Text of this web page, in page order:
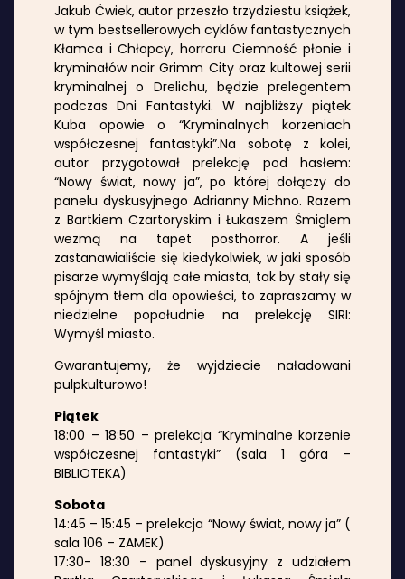
Jakub Ćwiek, autor przeszło trzydziestu książek,
w tym bestsellerowych cyklów fantastycznych
Kłamca i Chłopcy, horroru Ciemność płonie i
kryminałów noir Grimm City oraz kultowej serii
kryminalnej o Drelichu, będzie prelegentem
podczas Dni Fantastyki. W najbliższy piątek
Kuba opowie o “Kryminalnych korzeniach
współczesnej fantastyki”.Na sobotę z kolei,
autor przygotował prelekcję pod hasłem:
“Nowy świat, nowy ja”, po której dołączy do
panelu dyskusyjnego Adrianny Michno. Razem
z Bartkiem Czartoryskim i Łukaszem Śmiglem
wezmą na tapet posthorror. A jeśli
zastanawialiście się kiedykolwiek, w jaki sposób
pisarze wymyślają całe miasta, tak by stały się
spójnym tłem dla opowieści, to zapraszamy w
niedzielne popołudnie na prelekcję SIRI:
Wymyśl miasto.
Gwarantujemy, że wyjdziecie naładowani
pulpkulturowo!
Piątek
18:00 – 18:50 – prelekcja “Kryminalne korzenie
współczesnej fantastyki” (sala 1 góra –
BIBLIOTEKA)
Sobota
14:45 – 15:45 – prelekcja “Nowy świat, nowy ja” (
sala 106 – ZAMEK)
17:30- 18:30 – panel dyskusyjny z udziałem